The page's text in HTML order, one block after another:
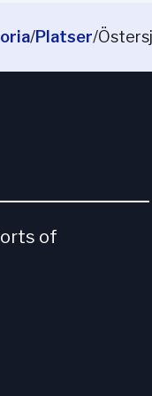
/Platser/
of